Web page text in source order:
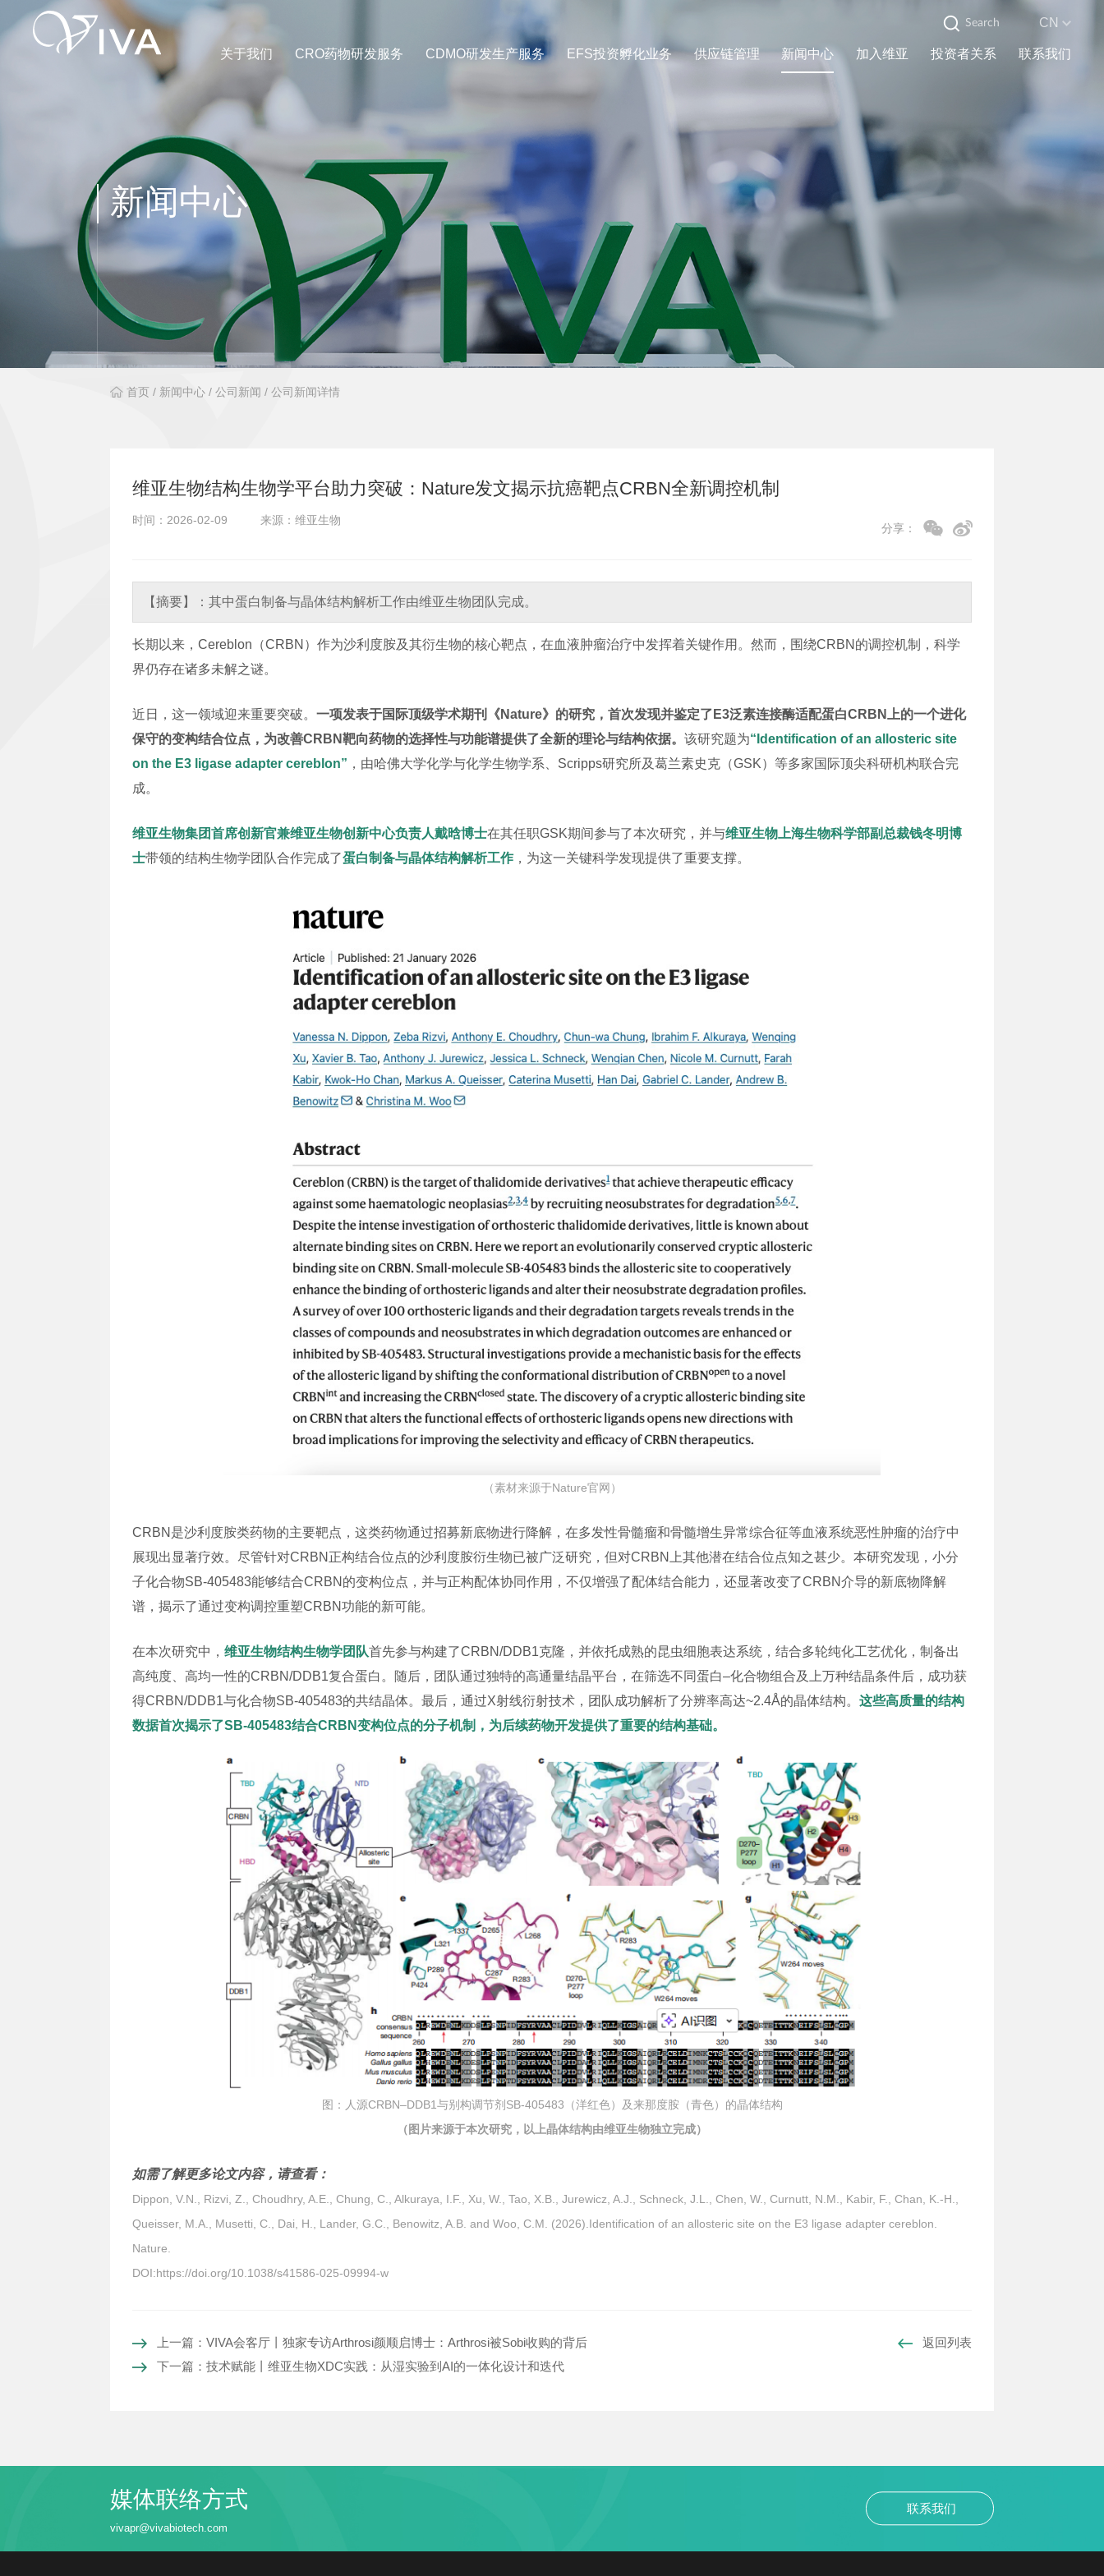
CN
关于我们 CRO药物研发服务 CDMO研发生产服务 EFS投资孵化业务 供应链管理 新闻中心 加入维亚 投资者关系 联系我们
新闻中心
首页 / 新闻中心 /公司新闻 /公司新闻详情
维亚生物结构生物学平台助力突破：Nature发文揭示抗癌靶点CRBN全新调控机制
时间：2026-02-09 来源：维亚生物
分享：
【摘要】：其中蛋白制备与晶体结构解析工作由维亚生物团队完成。
长期以来，Cereblon（CRBN）作为沙利度胺及其衍生物的核心靶点，在血液肿瘤治疗中发挥着关键作用。然而，围绕CRBN的调控机制，科学
界仍存在诸多未解之谜。
近日，这一领域迎来重要突破。一项发表于国际顶级学术期刊《Nature》的研究，首次发现并鉴定了E3泛素连接酶适配蛋白CRBN上的一个进化
保守的变构结合位点，为改善CRBN靶向药物的选择性与功能谱提供了全新的理论与结构依据。该研究题为“Identification of an allosteric site
on the E3 ligase adapter cereblon” ，由哈佛大学化学与化学生物学系、Scripps研究所及葛兰素史克（GSK）等多家国际顶尖科研机构联合完
成。
维亚生物集团首席创新官兼维亚生物创新中心负责人戴晗博士在其任职GSK期间参与了本次研究，并与维亚生物上海生物科学部副总裁钱冬明博
士带领的结构生物学团队合作完成了蛋白制备与晶体结构解析工作，为这一关键科学发现提供了重要支撑。
（素材来源于Nature官网）
CRBN是沙利度胺类药物的主要靶点，这类药物通过招募新底物进行降解，在多发性骨髓瘤和骨髓增生异常综合征等血液系统恶性肿瘤的治疗中
展现出显著疗效。尽管针对CRBN正构结合位点的沙利度胺衍生物已被广泛研究，但对CRBN上其他潜在结合位点知之甚少。本研究发现，小分
子化合物SB-405483能够结合CRBN的变构位点，并与正构配体协同作用，不仅增强了配体结合能力，还显著改变了CRBN介导的新底物降解
谱，揭示了通过变构调控重塑CRBN功能的新可能。
在本次研究中，维亚生物结构生物学团队首先参与构建了CRBN/DDB1克隆，并依托成熟的昆虫细胞表达系统，结合多轮纯化工艺优化，制备出
高纯度、高均一性的CRBN/DDB1复合蛋白。随后，团队通过独特的高通量结晶平台，在筛选不同蛋白–化合物组合及上万种结晶条件后，成功获
得CRBN/DDB1与化合物SB-405483的共结晶体。最后，通过X射线衍射技术，团队成功解析了分辨率高达~2.4Å的晶体结构。这些高质量的结构
数据首次揭示了SB-405483结合CRBN变构位点的分子机制，为后续药物开发提供了重要的结构基础。
图：人源CRBN–DDB1与别构调节剂SB-405483（洋红色）及来那度胺（青色）的晶体结构
（图片来源于本次研究，以上晶体结构由维亚生物独立完成）
如需了解更多论文内容，请查看：
Dippon, V.N., Rizvi, Z., Choudhry, A.E., Chung, C., Alkuraya, I.F., Xu, W., Tao, X.B., Jurewicz, A.J., Schneck, J.L., Chen, W., Curnutt, N.M., Kabir, F., Chan, K.-H.,
Queisser, M.A., Musetti, C., Dai, H., Lander, G.C., Benowitz, A.B. and Woo, C.M. (2026).Identification of an allosteric site on the E3 ligase adapter cereblon.
Nature.
DOI:https://doi.org/10.1038/s41586-025-09994-w
上一篇：VIVA会客厅丨独家专访Arthrosi颜顺启博士：Arthrosi被Sobi收购的背后
下一篇：技术赋能丨维亚生物XDC实践：从湿实验到AI的一体化设计和迭代
返回列表
媒体联络方式
vivapr@vivabiotech.com
联系我们